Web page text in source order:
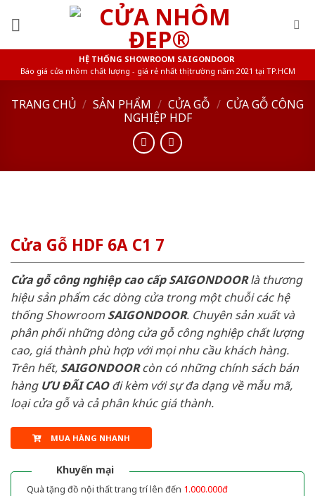
HỆ THỐNG SHOWROOM SAIGONDOOR
Báo giá cửa nhôm chất lượng - giá rẻ nhất thị trường năm 2021 tại TP.HCM
TRANG CHỦ / SẢN PHẨM / CỬA GỖ / CỬA GỖ CÔNG
NGHIỆP HDF
Cửa Gỗ HDF 6A C1 7
Cửa gỗ công nghiệp cao cấp SAIGONDOORlà thương
hiệu sản phẩm các dòng cửa trong một chuỗi các hệ
thống ShowroomSAIGONDOOR. Chuyên sản xuất và
phân phối những dòng cửa gỗ công nghiệp chất lượng
cao, giá thành phù hợp với mọi nhu cầu khách hàng.
Trên hết, SAIGONDOORcòn có những chính sách bán
hàng ƯU ĐÃI CAOđi kèm với sự đa dạng về mẫu mã,
loại cửa gỗ và cả phân khúc giá thành.
MUA HÀNG NHANH
Khuyến mại
Quà tặng đồ nội thất trang trí lên đến 1.000.000đ